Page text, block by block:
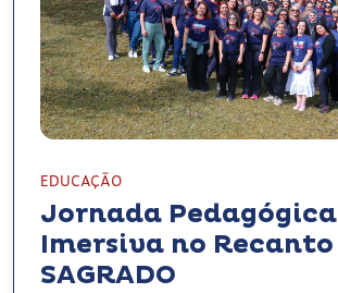
EDUCAÇÃO
Jornada Pedagógica
Imersiva no Recanto
SAGRADO